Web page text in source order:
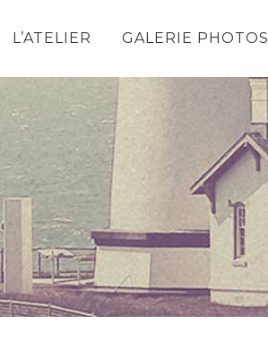
L’ATELIER GALERIE PHOTOS